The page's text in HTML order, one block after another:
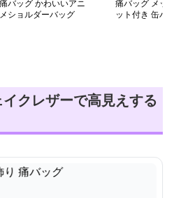
痛バッグ かわいいアニ
メショルダーバッグ
痛バッグ メッ
ット付き 缶バ
クレザーで高見えする